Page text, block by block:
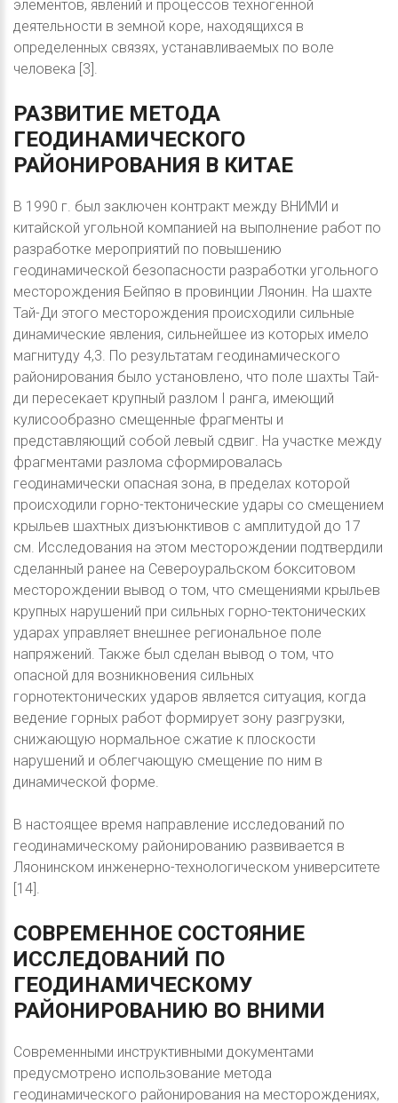
элементов, явлений и процессов техногенной
деятельности в земной коре, находящихся в
определенных связях, устанавливаемых по воле
человека [3].
РАЗВИТИЕ МЕТОДА
ГЕОДИНАМИЧЕСКОГО
РАЙОНИРОВАНИЯ В КИТАЕ
В 1990 г. был заключен контракт между ВНИМИ и
китайской угольной компанией на выполнение работ по
разработке мероприятий по повышению
геодинамической безопасности разработки угольного
месторождения Бейпяо в провинции Ляонин. На шахте
Тай-Ди этого месторождения происходили сильные
динамические явления, сильнейшее из которых имело
магнитуду 4,3. По результатам геодинамического
районирования было установлено, что поле шахты Тай-
ди пересекает крупный разлом I ранга, имеющий
кулисообразно смещенные фрагменты и
представляющий собой левый сдвиг. На участке между
фрагментами разлома сформировалась
геодинамически опасная зона, в пределах которой
происходили горно-тектонические удары со смещением
крыльев шахтных дизъюнктивов с амплитудой до 17
см. Исследования на этом месторождении подтвердили
сделанный ранее на Североуральском бокситовом
месторождении вывод о том, что смещениями крыльев
крупных нарушений при сильных горно-тектонических
ударах управляет внешнее региональное поле
напряжений. Также был сделан вывод о том, что
опасной для возникновения сильных
горнотектонических ударов является ситуация, когда
ведение горных работ формирует зону разгрузки,
снижающую нормальное сжатие к плоскости
нарушений и облегчающую смещение по ним в
динамической форме.
В настоящее время направление исследований по
геодинамическому районированию развивается в
Ляонинском инженерно-технологическом университете
[14].
СОВРЕМЕННОЕ СОСТОЯНИЕ
ИССЛЕДОВАНИЙ ПО
ГЕОДИНАМИЧЕСКОМУ
РАЙОНИРОВАНИЮ ВО ВНИМИ
Современными инструктивными документами
предусмотрено использование метода
геодинамического районирования на месторождениях,